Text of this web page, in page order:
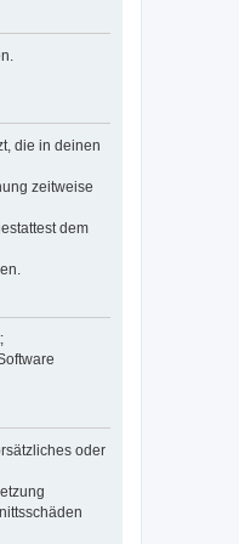
die in deinen
zeitweise
dem
oder